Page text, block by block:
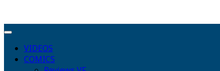
VIDEOS
COMICS